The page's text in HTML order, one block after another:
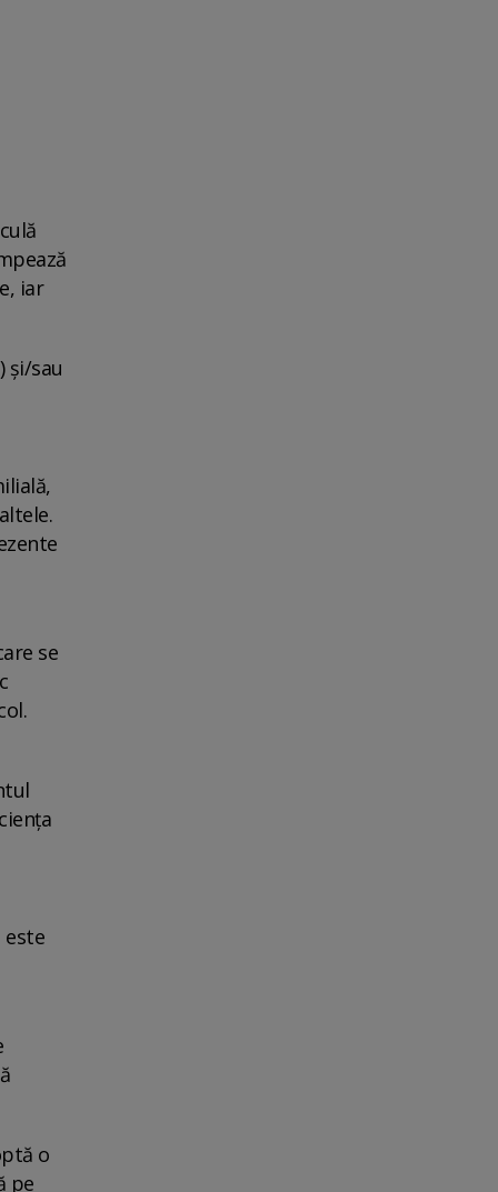
iar
și/sau
se
este
o
pe